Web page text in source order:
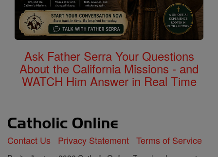
Ask Father Serra Your Questions
About the California Missions - and
WATCH Him Answer in Real Time
Contact Us Privacy Statement Terms of Service